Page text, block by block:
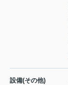
設備(その他)